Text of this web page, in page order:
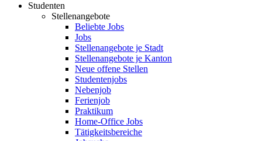
Studenten
Stellenangebote
Beliebte Jobs
Jobs
Stellenangebote je Stadt
Stellenangebote je Kanton
Neue offene Stellen
Studentenjobs
Nebenjob
Ferienjob
Praktikum
Home-Office Jobs
Tätigkeitsbereiche